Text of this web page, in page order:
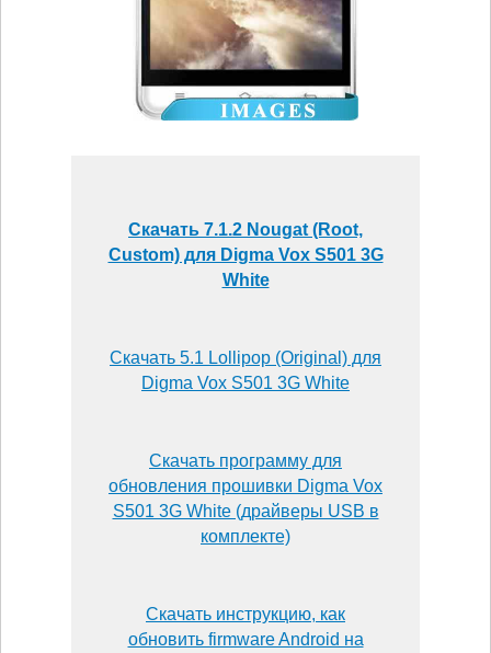
Скачать 7.1.2 Nougat (Root,
Custom) для Digma Vox S501 3G
White
Скачать 5.1 Lollipop (Original) для
Digma Vox S501 3G White
Скачать программу для
обновления прошивки Digma Vox
S501 3G White (драйверы USB в
комплекте)
Скачать инструкцию, как
обновить firmware Android на